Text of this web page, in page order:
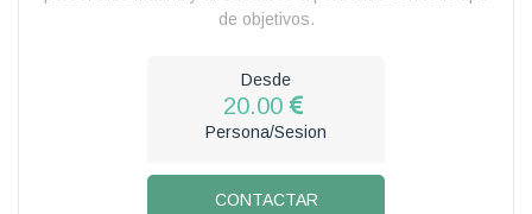
de objetivos.
Desde
20.00
Persona/Sesion
CONTACTAR